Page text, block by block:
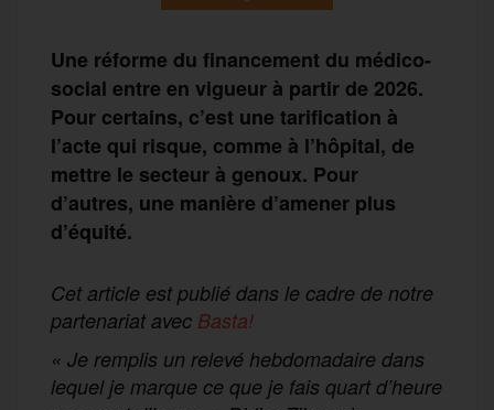
Une réforme du financement du médico-
social entre en vigueur à partir de 2026.
Pour certains, c’est une tarification à
l’acte qui risque, comme à l’hôpital, de
mettre le secteur à genoux. Pour
d’autres, une manière d’amener plus
d’équité.
Cet article est publié dans le cadre de notre
partenariat avec Basta!
« Je remplis un relevé hebdomadaire dans
lequel je marque ce que je fais quart d’heure